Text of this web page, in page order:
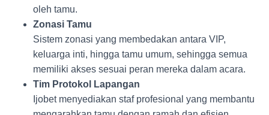
oleh tamu.
Zonasi Tamu
Sistem zonasi yang membedakan antara VIP,
keluarga inti, hingga tamu umum, sehingga semua
memiliki akses sesuai peran mereka dalam acara.
Tim Protokol Lapangan
Ijobet menyediakan staf profesional yang membantu